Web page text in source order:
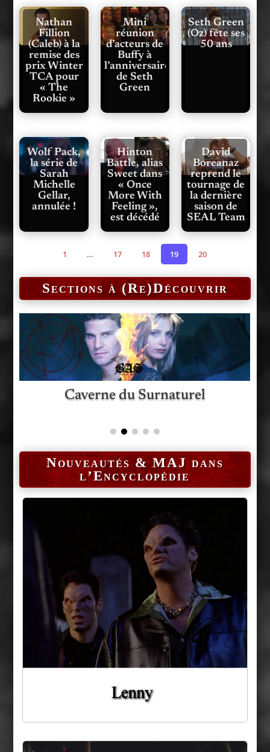
Nathan
Fillion
(Caleb) à la
remise des
prix Winter
TCA pour
« The
Rookie »
Mini
réunion
d’acteurs de
Buffy à
l’anniversaire
de Seth
Green
Seth Green
(Oz) fête ses
50 ans
Wolf Pack,
la série de
Sarah
Michelle
Gellar,
annulée !
Hinton
Battle, alias
Sweet dans
« Once
More With
Feeling »,
est décédé
David
Boreanaz
reprend le
tournage de
la dernière
saison de
SEAL Team
1 … 17 18 19 20
Sections à (Re)Découvrir
Le Bestiaire
Nouveautés & MAJ dans
l’Encyclopédie
Lenny
Olvikan